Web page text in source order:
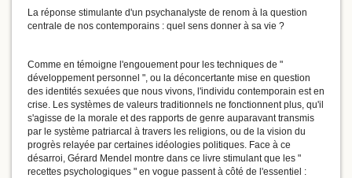
La réponse stimulante d'un psychanalyste de renom à la question
centrale de nos contemporains : quel sens donner à sa vie ?
Comme en témoigne l'engouement pour les techniques de "
développement personnel ", ou la déconcertante mise en question
des identités sexuées que nous vivons, l'individu contemporain est en
crise. Les systèmes de valeurs traditionnels ne fonctionnent plus, qu'il
s'agisse de la morale et des rapports de genre auparavant transmis
par le système patriarcal à travers les religions, ou de la vision du
progrès relayée par certaines idéologies politiques. Face à ce
désarroi, Gérard Mendel montre dans ce livre stimulant que les "
recettes psychologiques " en vogue passent à côté de l'essentiel :